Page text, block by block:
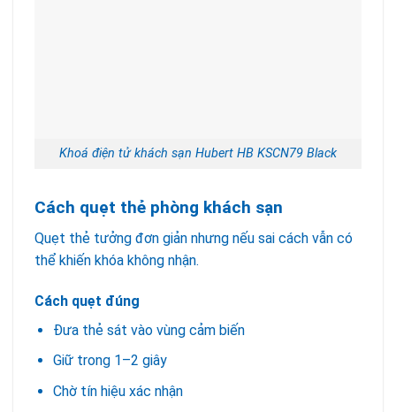
Khoá điện tử khách sạn Hubert HB KSCN79 Black
Cách quẹt thẻ phòng khách sạn
Quẹt thẻ tưởng đơn giản nhưng nếu sai cách vẫn có
thể khiến khóa không nhận.
Cách quẹt đúng
Đưa thẻ sát vào vùng cảm biến
Giữ trong 1–2 giây
Chờ tín hiệu xác nhận